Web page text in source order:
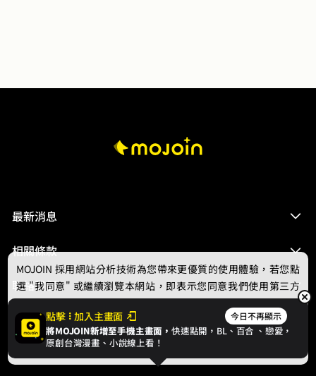
最新消息
相關條款
聯絡我們
© 2024 gamania Digital Entertainment Co., Ltd.
點擊 加入主畫面 今日不再顯示
將MOJOIN新增至手機主畫面，快速點開，BL、 百合 、戀愛，
原創台灣漫畫、小說線上看！
MOJOIN 採用網站分析技術為您帶來更優質的使用體驗，若您點
選 "我同意" 或繼續瀏覽本網站，即表示您同意我們使用第三方
Cookie，欲瞭解更多資訊請見隱私權政策。
我同意